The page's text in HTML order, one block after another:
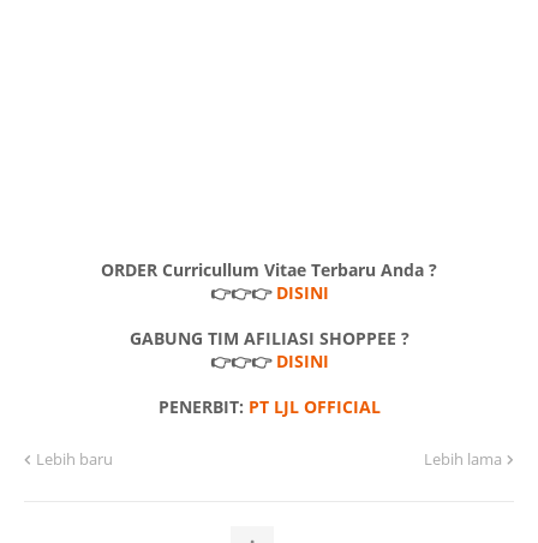
ORDER Curricullum Vitae Terbaru Anda ?
👉👉👉 DISINI
GABUNG TIM AFILIASI SHOPPEE ?
👉👉👉 DISINI
PENERBIT: PT LJL OFFICIAL
Lebih baru Lebih lama